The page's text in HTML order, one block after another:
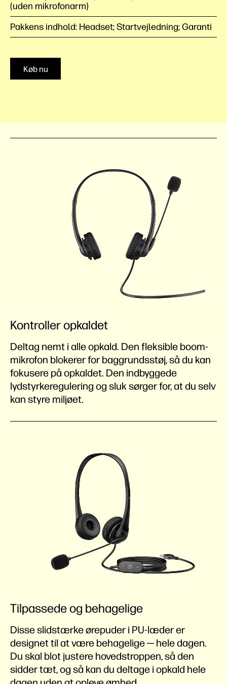
(uden mikrofonarm)
Pakkens indhold: Headset; Startvejledning; Garanti
Køb nu
Kontroller opkaldet
Deltag nemt i alle opkald. Den fleksible boom-
mikrofon blokerer for baggrundsstøj, så du kan
fokusere på opkaldet. Den indbyggede
lydstyrkeregulering og sluk sørger for, at du selv
kan styre miljøet.
Tilpassede og behagelige
Disse slidstærke ørepuder i PU-læder er
designet til at være behagelige ─ hele dagen.
Du skal blot justere hovedstroppen, så den
sidder tæt, og så kan du deltage i opkald hele